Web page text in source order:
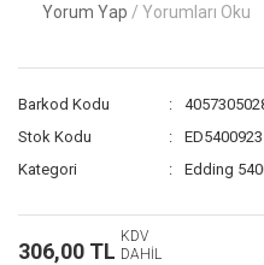
Yorum Yap / Yorumları Oku
Barkod Kodu
Stok Kodu
ED5400923
Kategori
Edding
306,00 TL
KDV
DAHİL